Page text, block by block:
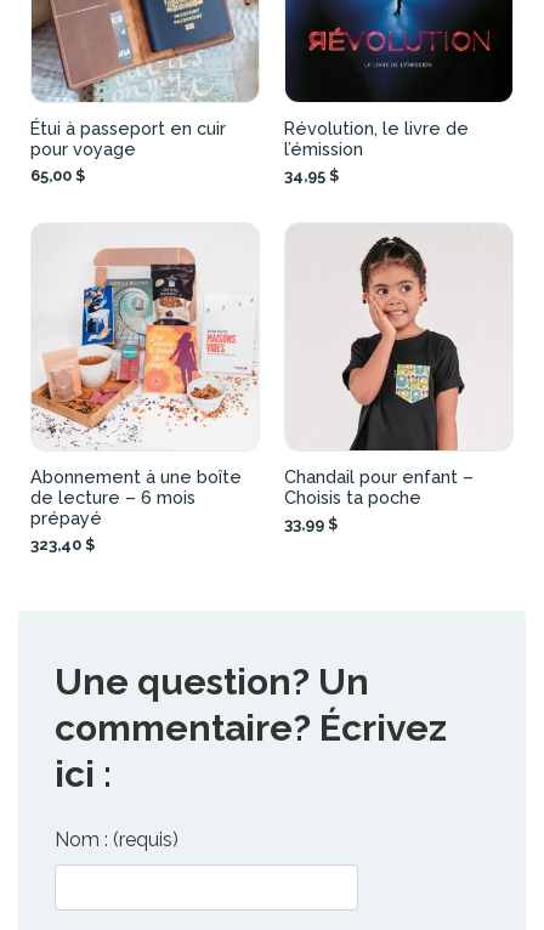
Étui à passeport en cuir
pour voyage
65,00 $
Révolution, le livre de
l’émission
34,95 $
Abonnement à une boîte
de lecture – 6 mois
prépayé
323,40 $
Chandail pour enfant –
Choisis ta poche
33,99 $
Une question? Un
commentaire? Écrivez
ici :
Nom : (requis)